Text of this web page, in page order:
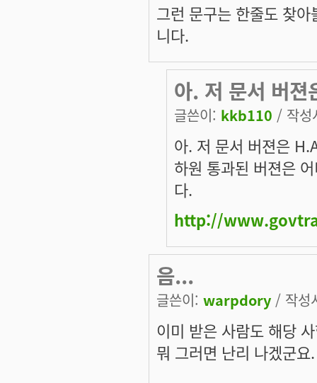
그런 문구는 한줄도 찾
니다.
아. 저 문서 버젼
글쓴이: kkb110 / 작
아. 저 문서 버젼은
하원 통과된 버젼은
다.
http://
음...
글쓴이: warpdory / 작성
이미 받은 사람도 해당
뭐 그러면 난리 나겠군